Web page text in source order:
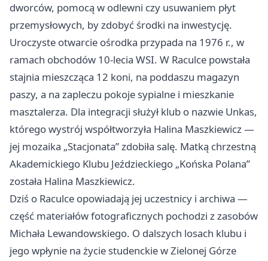
dworców, pomocą w odlewni czy usuwaniem płyt
przemysłowych, by zdobyć środki na inwestycję.
Uroczyste otwarcie ośrodka przypada na 1976 r., w
ramach obchodów 10-lecia WSI. W Raculce powstała
stajnia mieszcząca 12 koni, na poddaszu magazyn
paszy, a na zapleczu pokoje sypialne i mieszkanie
masztalerza. Dla integracji służył klub o nazwie Unkas,
którego wystrój współtworzyła Halina Maszkiewicz —
jej mozaika „Stacjonata” zdobiła salę. Matką chrzestną
Akademickiego Klubu Jeździeckiego „Końska Polana”
została Halina Maszkiewicz.
Dziś o Raculce opowiadają jej uczestnicy i archiwa —
część materiałów fotograficznych pochodzi z zasobów
Michała Lewandowskiego. O dalszych losach klubu i
jego wpłynie na życie studenckie w Zielonej Górze